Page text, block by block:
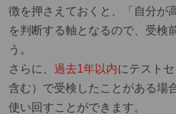
徴を押さえておくと、「自分が
を判断する軸となるので、受検
う。
さらに、 過去1年以内にテスト
含む）で受検したことがある場
使い回すことができます。